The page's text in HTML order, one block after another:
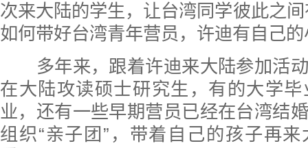
次来大陆的学生，让台湾同学彼此之
如何带好台湾青年营员，许迪有自己
多年来，跟着许迪来大陆参加活动
在大陆攻读硕士研究生，有的大学
业，还有一些早期营员已经在台湾结
组织“亲子团”，带着自己的孩子再